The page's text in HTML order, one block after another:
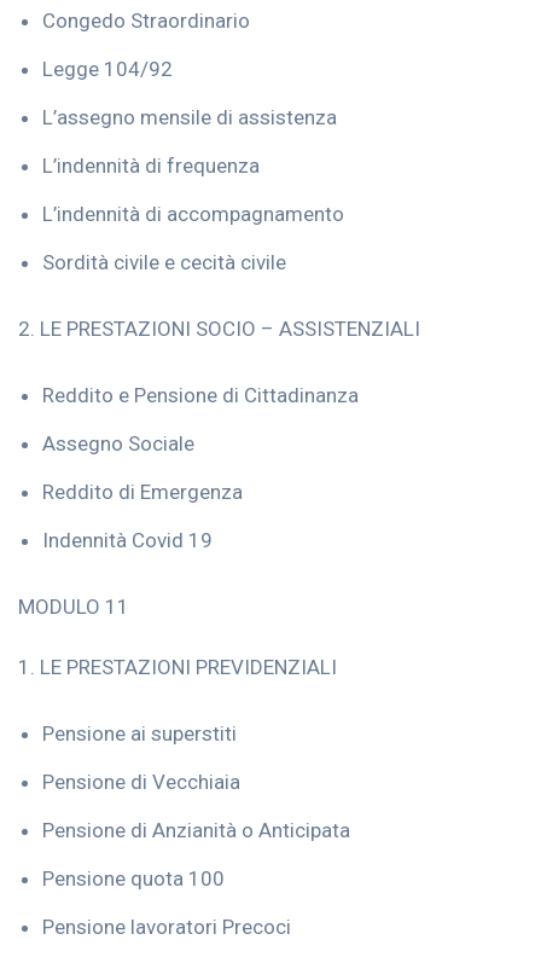
Congedo Straordinario
Legge 104/92
L’assegno mensile di assistenza
L’indennità di frequenza
L’indennità di accompagnamento
Sordità civile e cecità civile
2. LE PRESTAZIONI SOCIO – ASSISTENZIALI
Reddito e Pensione di Cittadinanza
Assegno Sociale
Reddito di Emergenza
Indennità Covid 19
MODULO 11
1. LE PRESTAZIONI PREVIDENZIALI
Pensione ai superstiti
Pensione di Vecchiaia
Pensione di Anzianità o Anticipata
Pensione quota 100
Pensione lavoratori Precoci